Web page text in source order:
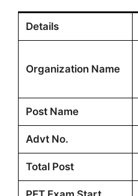
Details
Organization Name
Post Name
Advt No.
Total Post